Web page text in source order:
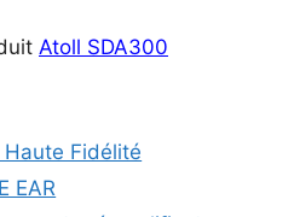
Atoll SDA300
Fidélité
EAR